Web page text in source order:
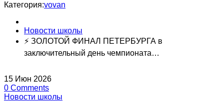
Категория:vovan
Новости школы
⚡️ ЗОЛОТОЙ ФИНАЛ ПЕТЕРБУРГА в
заключительный день чемпионата…
15 Июн 2026
0 Comments
Новости школы